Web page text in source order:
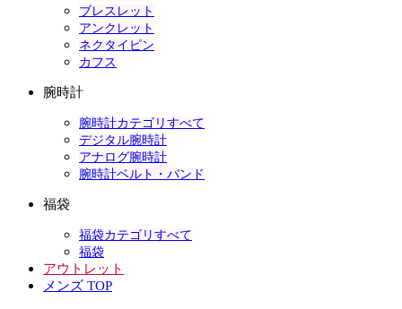
ブレスレット
アンクレット
ネクタイピン
カフス
腕時計
腕時計カテゴリすべて
デジタル腕時計
アナログ腕時計
腕時計ベルト・バンド
福袋
福袋カテゴリすべて
福袋
アウトレット
メンズ TOP